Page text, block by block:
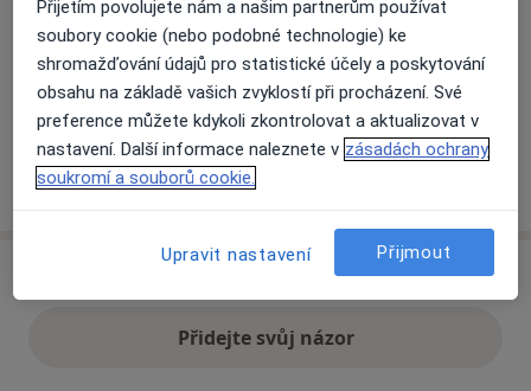
Dostupnost
Na této adrese online kalendář není aktivní
Co mám v takové situaci udělat?
Více
Přidejte svůj názor
Přijetím povolujete nám a našim partnerům používat
soubory cookie (nebo podobné technologie) ke
shromažďování údajů pro statistické účely a poskytování
obsahu na základě vašich zvyklostí při procházení. Své
preference můžete kdykoli zkontrolovat a aktualizovat v
nastavení. Další informace naleznete v zásadách ochrany
soukromí a souborů cookie.
Upravit nastavení Přijmout